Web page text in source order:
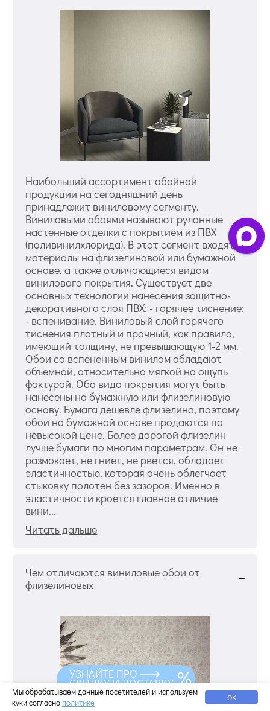
Наибольший ассортимент обойной
продукции на сегодняшний день
принадлежит виниловому сегменту.
Виниловыми обоями называют рулонные
настенные отделки с покрытием из ПВХ
(поливинилхлорида). В этот сегмент входят
материалы на флизелиновой или бумажной
основе, а также отличающиеся видом
винилового покрытия. Существует две
основных технологии нанесения защитно-
декоративного слоя ПВХ: - горячее тиснение;
- вспенивание. Виниловый слой горячего
тиснения плотный и прочный, как правило,
имеющий толщину, не превышающую 1-2 мм.
Обои со вспененным винилом обладают
объемной, относительно мягкой на ощупь
фактурой. Оба вида покрытия могут быть
нанесены на бумажную или флизелиновую
основу. Бумага дешевле флизелина, поэтому
обои на бумажной основе продаются по
невысокой цене. Более дорогой флизелин
лучше бумаги по многим параметрам. Он не
размокает, не гниет, не рвется, обладает
эластичностью, которая очень облегчает
стыковку полотен без зазоров. Именно в
эластичности кроется главное отличие
вини...
Читать дальше
Чем отличаются виниловые обои от
флизелиновых
Мы обрабатываем данные посетителей и используем
куки согласно политике ОК
УЗНАЙТЕ ПРО
СКИДКУ И ДОСТАВКУ